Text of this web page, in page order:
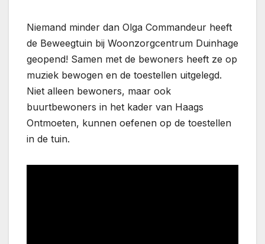
Niemand minder dan Olga Commandeur heeft
de Beweegtuin bij Woonzorgcentrum Duinhage
geopend! Samen met de bewoners heeft ze op
muziek bewogen en de toestellen uitgelegd.
Niet alleen bewoners, maar ook
buurtbewoners in het kader van Haags
Ontmoeten, kunnen oefenen op de toestellen
in de tuin.